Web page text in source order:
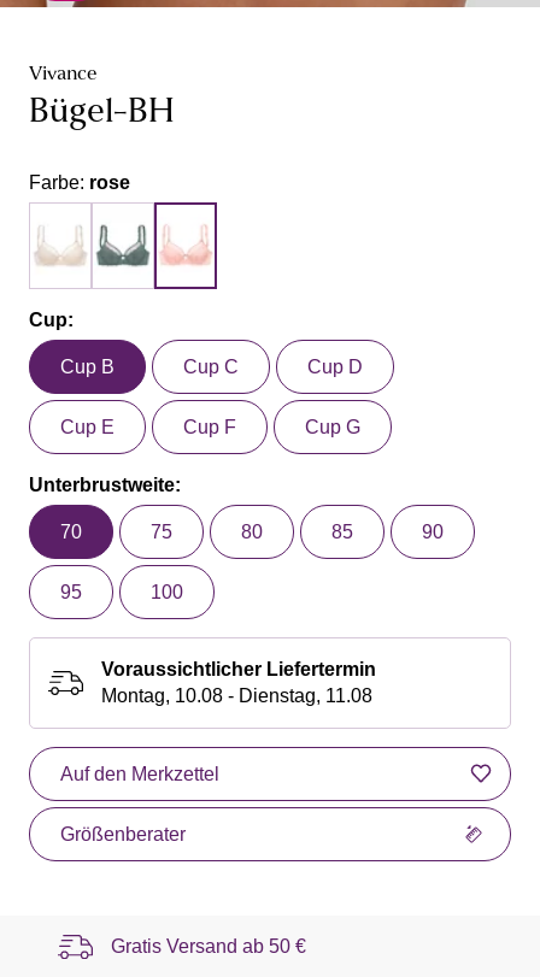
Vivance
Bügel-BH
Farbe: rose
Cup:
Cup B Cup C Cup D
Cup E Cup F Cup G
Unterbrustweite:
70 75 80 85 90
95 100
Voraussichtlicher Liefertermin
Montag, 10.08 - Dienstag, 11.08
Auf den Merkzettel
Größenberater
Gratis Versand ab 50 €